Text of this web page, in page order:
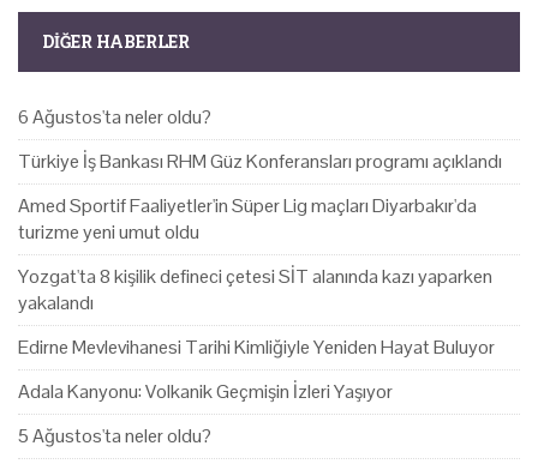
DIĞER HABERLER
6 Ağustos'ta neler oldu?
Türkiye İş Bankası RHM Güz Konferansları programı açıklandı
Amed Sportif Faaliyetler'in Süper Lig maçları Diyarbakır'da
turizme yeni umut oldu
Yozgat'ta 8 kişilik defineci çetesi SİT alanında kazı yaparken
yakalandı
Edirne Mevlevihanesi Tarihi Kimliğiyle Yeniden Hayat Buluyor
Adala Kanyonu: Volkanik Geçmişin İzleri Yaşıyor
5 Ağustos'ta neler oldu?